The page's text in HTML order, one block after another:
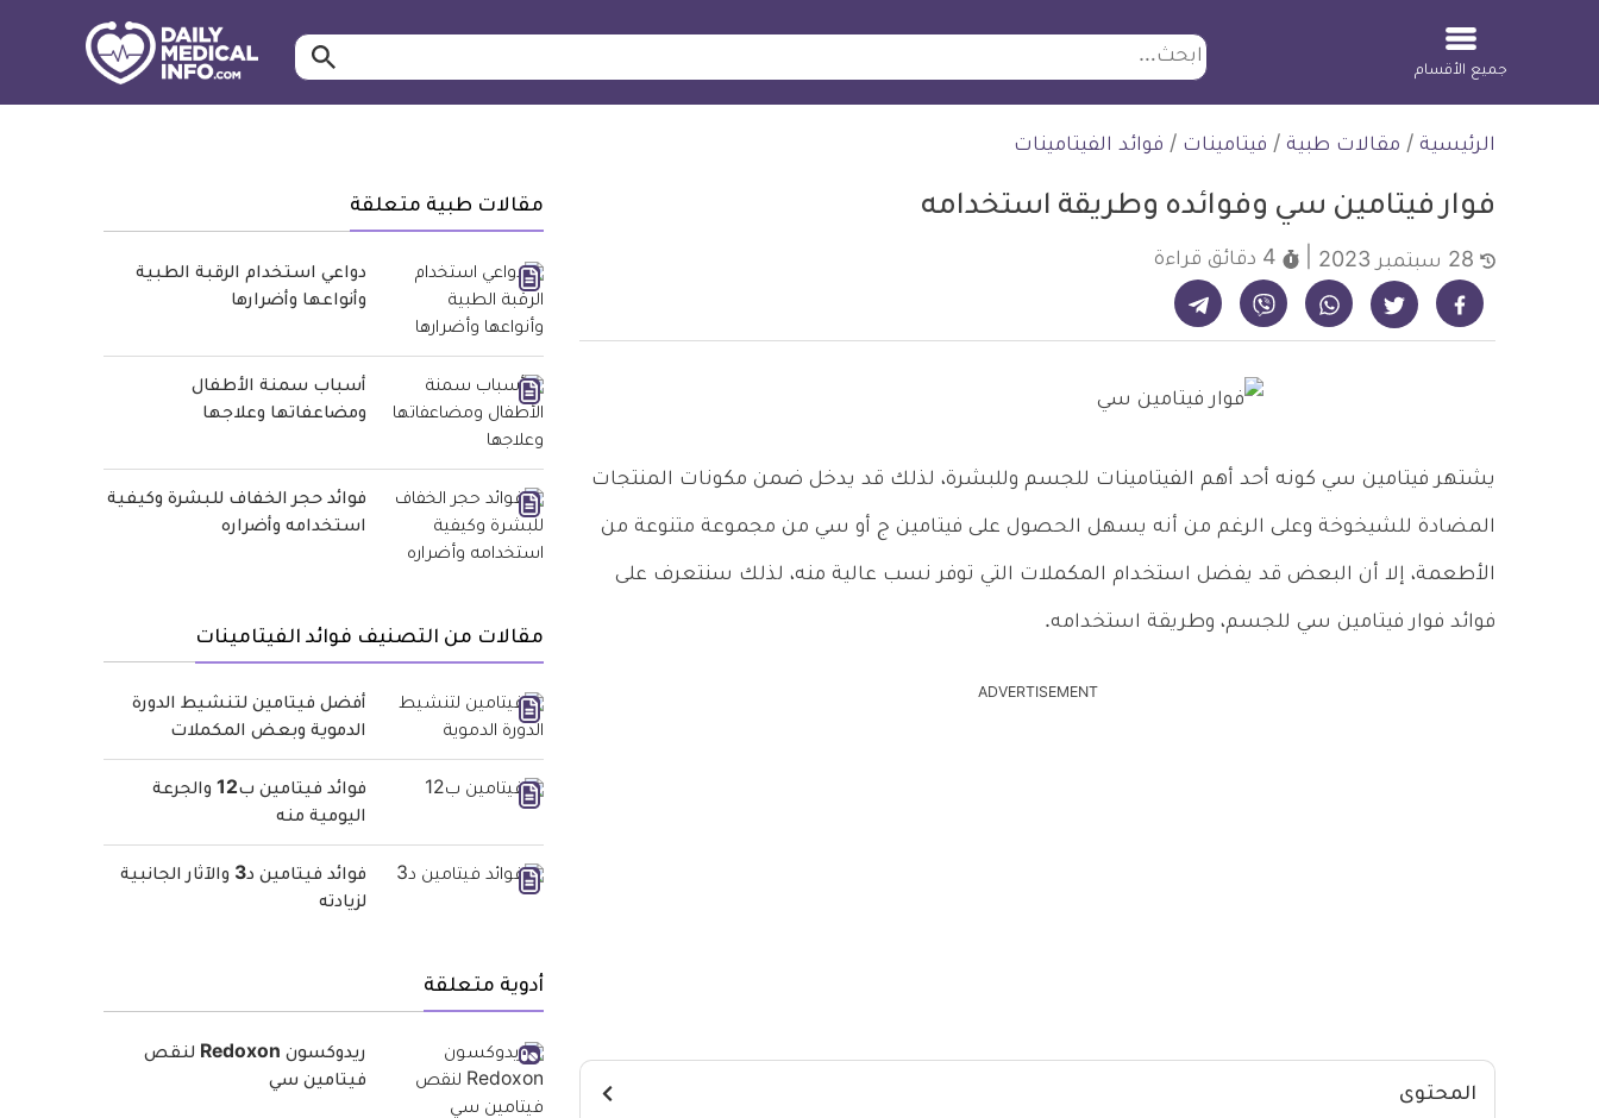
ابحث ابحث…
جميع الأقسام
الرئيسية / مقالات طبية / فيتامينات / فوائد الفيتامينات
فوار فيتامين سي وفوائده وطريقة استخدامه
4 دقائق قراءة
شارك على فيسبوك - ديلي ميديكال انفو شارك على تويتر - ديلي ميديكال انفو شارك على واتساب - ديلي ميديكال انفو شارك على فايبر - ديلي ميديكال انفو شارك على تيليجرام - ديلي ميديكال انفو
يشتهر فيتامين سي كونه أحد أهم الفيتامينات للجسم وللبشرة، لذلك قد يدخل ضمن مكونات المنتجات
المضادة للشيخوخة وعلى الرغم من أنه يسهل الحصول على فيتامين ج أو سي من مجموعة متنوعة من
الأطعمة، إلا أن البعض قد يفضل استخدام المكملات التي توفر نسب عالية منه، لذلك سنتعرف على
فوائد فوار فيتامين سي للجسم، وطريقة استخدامه.
ADVERTISEMENT
المحتوى
مقالات طبية متعلقة
دواعي استخدام الرقبة الطبية
وأنواعها وأضرارها
أسباب سمنة الأطفال
ومضاعفاتها وعلاجها
فوائد حجر الخفاف للبشرة وكيفية
استخدامه وأضراره
مقالات من التصنيف فوائد الفيتامينات
أفضل فيتامين لتنشيط الدورة
الدموية وبعض المكملات
فوائد فيتامين ب12 والجرعة
اليومية منه
فوائد فيتامين د3 والآثار الجانبية
لزيادته
أدوية متعلقة
ريدوكسون Redoxon لنقص
فيتامين سي